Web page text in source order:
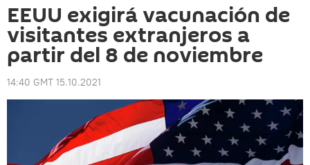
EEUU exigirá vacunación de
visitantes extranjeros a
partir del 8 de noviembre
14:40 GMT 15.10.2021